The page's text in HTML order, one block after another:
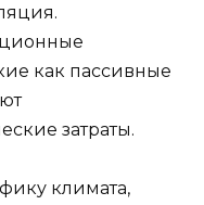
как пассивные
затраты.
климата,